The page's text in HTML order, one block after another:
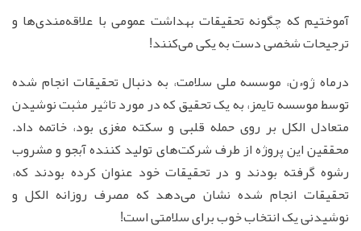
آموختیم که چگونه تحقیقات بهداشت عمومی با علاقه‌مندی‌ها و
ترجیحات شخصی دست به یکی می‌کنند!
درماه ژوءن، موسسه ملی سلامت، به دنبال تحقیقات انجام شده
توسط موسسه تایمز، به یک تحقیق که در مورد تاثیر مثبت نوشیدن
متعادل الکل بر روی حمله قلبی و سکته مغزی بود، خاتمه داد.
محققین این پروژه از طرف شرکت‌های تولید کننده آبجو و مشروب
رشوه گرفته بودند و در تحقیقات خود عنوان کرده بودند که،
تحقیقات انجام شده نشان می‌دهد که مصرف روزانه الکل و
نوشیدنی یک انتخاب خوب برای سلامتی است!